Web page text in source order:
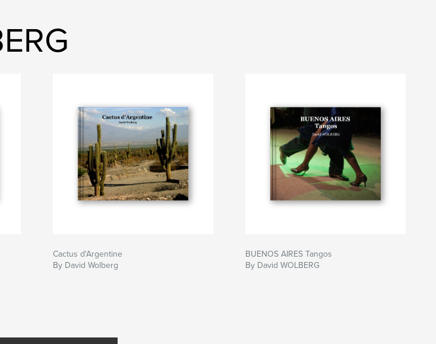
Cactus d'Argentine
By David Wolberg
BUENOS AIRES Tangos
By David WOLBERG